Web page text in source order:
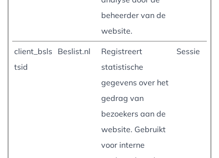
beheerder van de
website.
client_bsls
tsid
Beslist.nl
Registreert
statistische
gegevens over het
gedrag van
bezoekers aan de
website. Gebruikt
voor interne
Sessie